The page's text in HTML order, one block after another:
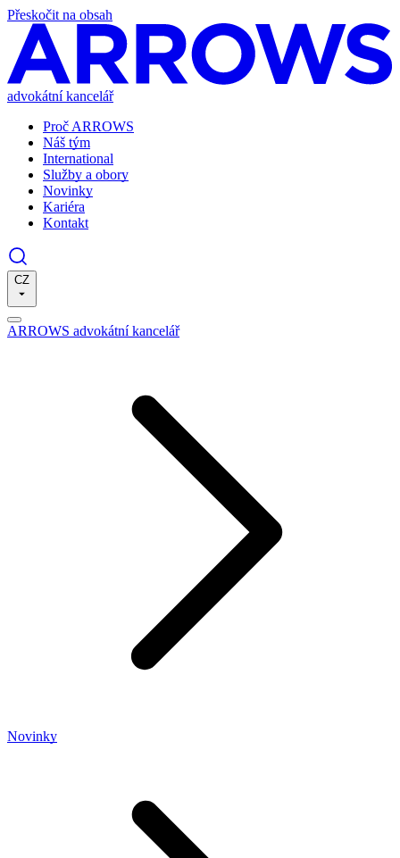
Přeskočit na obsah
advokátní kancelář
Proč ARROWS
Náš tým
International
Služby a obory
Novinky
Kariéra
Kontakt
CZ
ARROWS advokátní kancelář
Novinky